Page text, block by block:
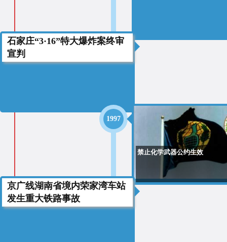
2001
石家庄“3·16”特大爆炸案终审
宣判
1997
禁止化学武器公约生效
1997
京广线湖南省境内荣家湾车站
发生重大铁路事故